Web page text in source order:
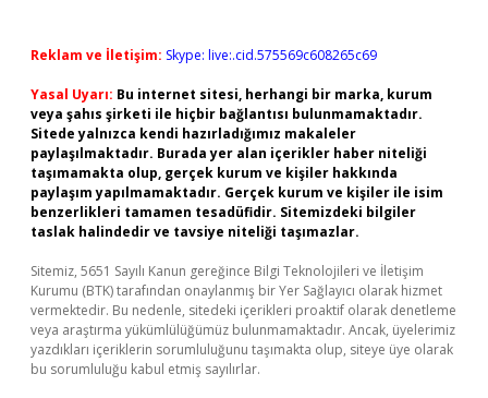
Reklam ve İletişim: Skype: live:.cid.575569c608265c69
Yasal Uyarı: Bu internet sitesi, herhangi bir marka, kurum
veya şahıs şirketi ile hiçbir bağlantısı bulunmamaktadır.
Sitede yalnızca kendi hazırladığımız makaleler
paylaşılmaktadır. Burada yer alan içerikler haber niteliği
taşımamakta olup, gerçek kurum ve kişiler hakkında
paylaşım yapılmamaktadır. Gerçek kurum ve kişiler ile isim
benzerlikleri tamamen tesadüfidir. Sitemizdeki bilgiler
taslak halindedir ve tavsiye niteliği taşımazlar.
Sitemiz, 5651 Sayılı Kanun gereğince Bilgi Teknolojileri ve İletişim
Kurumu (BTK) tarafından onaylanmış bir Yer Sağlayıcı olarak hizmet
vermektedir. Bu nedenle, sitedeki içerikleri proaktif olarak denetleme
veya araştırma yükümlülüğümüz bulunmamaktadır. Ancak, üyelerimiz
yazdıkları içeriklerin sorumluluğunu taşımakta olup, siteye üye olarak
bu sorumluluğu kabul etmiş sayılırlar.